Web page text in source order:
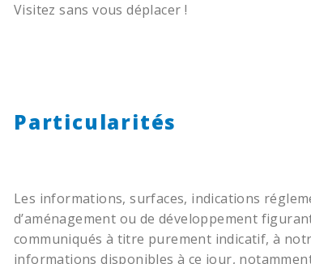
Visitez sans vous déplacer !
Particularités
Les informations, surfaces, indications
d’aménagement ou de développement
communiqués à titre purement indicatif, à
informations disponibles à ce jour,